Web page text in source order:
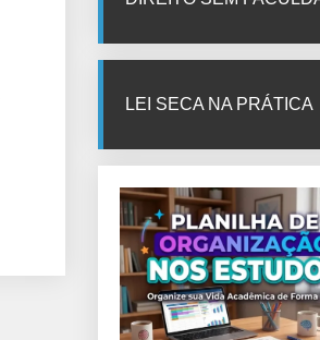
LEI SECA NA PRÁTICA